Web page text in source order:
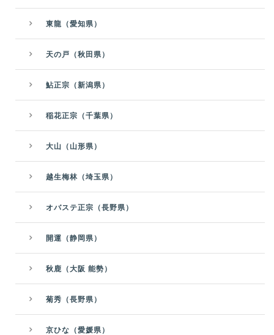
東龍（愛知県）
天の戸（秋田県）
鮎正宗（新潟県）
稲花正宗（千葉県）
大山（山形県）
越生梅林（埼玉県）
オバステ正宗（長野県）
開運（静岡県）
秋鹿（大阪 能勢）
菊秀（長野県）
京ひな（愛媛県）